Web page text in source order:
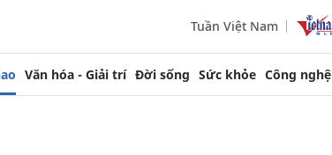
Tuần Việt Nam
Văn hóa - Giải trí Đời sống Sức khỏe Công nghệ